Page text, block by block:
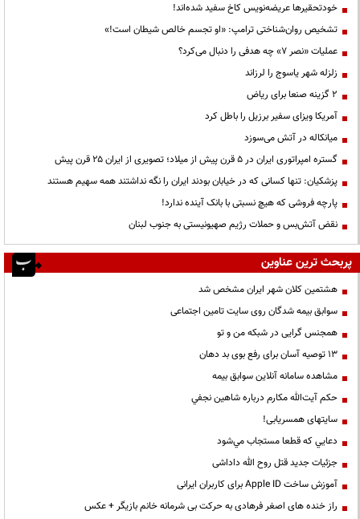
خودتحقیرها عریضه‌نویس کاخ سفید شده‌اند!
تشخیص روان‌شناختی ترامپ: «او تجسم خالص شیطان است!»
عملیات «نصر ۷» چه هدفی را دنبال می‌کرد؟
زلزله شهر یاسوج را لرزاند
۲ گزینه صنعا برای ریاض
آمریکا ویزای سفیر برزیل را باطل کرد
میانکاله در آتش می‌سوزد
گستره امپراتوری ایران در ۵ قرن پیش از میلاد؛ تصویری از ایران ۲۵ قرن پیش
پزشکیان: تنها کسانی که در خیابان بودند ایران را نگه نداشتند همه سهیم هستند
پارچه فروشی که هیچ نسبتی با بانک آینده ندارد!
نقض آتش‌بس و حملات رژیم صهیونیستی به جنوب لبنان
پربحث ترین عناوین
هشتمین کلان شهر ایران مشخص شد
سوابق بیمه شدگان روی سایت تامین اجتماعی
همجنس گرایی در شبکه من و تو
13 توصیه آسان برای رفع بوی بد دهان
مشاهده سامانه آنلاين سوابق بیمه
حكم آيت‌الله مكارم درباره شاهين نجفي
سایتهای همسریابی!
دعايي كه قطعا مستجاب مي‌شود
جزئیات جدید قتل روح الله داداشی
آموزش ساخت Apple ID برای کاربران ایرانی
راز خنده های اصغر فرهادی به حرکت بی شرمانه خانم بازیگر + عکس